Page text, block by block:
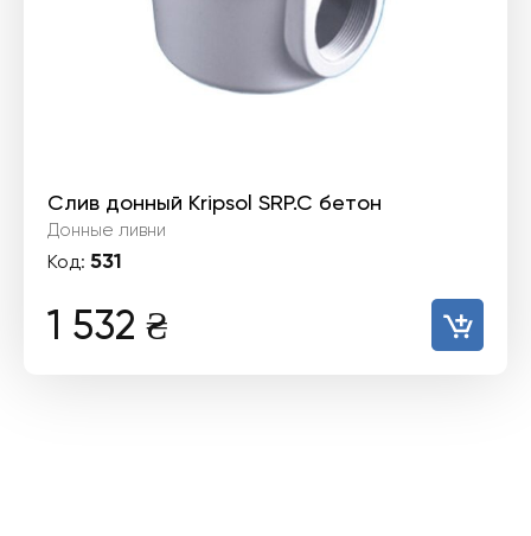
Слив донный Kripsol SRP.C бетон
Донные ливни
Код: 531
1 532 ₴